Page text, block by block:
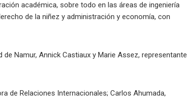
académica, sobre todo en las áreas de ingeniería
de la niñez y administración y economía, con
Namur, Annick Castiaux y Marie Assez, representante
de Relaciones Internacionales; Carlos Ahumada,